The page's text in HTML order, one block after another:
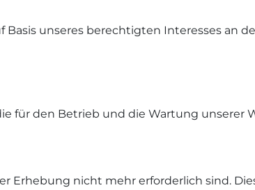
Basis unseres berechtigten Interesses an
für den Betrieb und die Wartung unserer
Erhebung nicht mehr erforderlich sind.